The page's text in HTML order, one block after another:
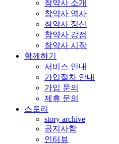
참약사 소개
참약사 역사
참약사 정신
참약사 강점
참약사 시작
함께하기
서비스 안내
가입절차 안내
가입 문의
제휴 문의
스토리
story archive
공지사항
인터뷰